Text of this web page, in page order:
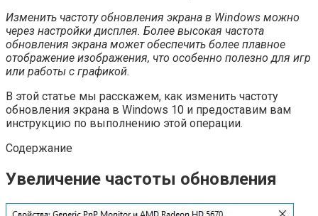
Изменить частоту обновления экрана в Windows можно
через настройки дисплея. Более высокая частота
обновления экрана может обеспечить более плавное
отображение изображения, что особенно полезно для игр
или работы с графикой.
В этой статье мы расскажем, как изменить частоту
обновления экрана в Windows 10 и предоставим вам
инструкцию по выполнению этой операции.
Содержание
Увеличение частоты обновления